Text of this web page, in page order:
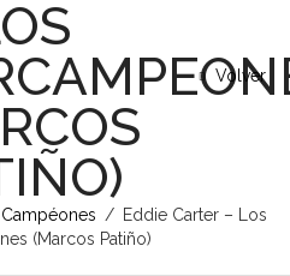
/ Eddie Carter – Los
(Marcos Patiño)
Volver